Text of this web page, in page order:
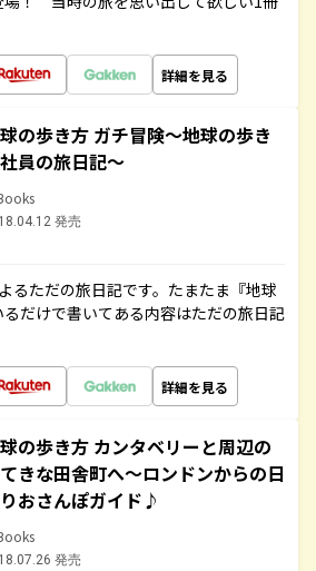
詳細を見る
の歩き方 ガチ冒険～地球の歩き
員の旅日記～
発売
るただの旅日記です。たまたま『地球
だけで書いてある内容はただの旅日記
詳細を見る
の歩き方 カンタベリーと周辺の
きな田舎町へ～ロンドンからの日
おさんぽガイド♪
発売